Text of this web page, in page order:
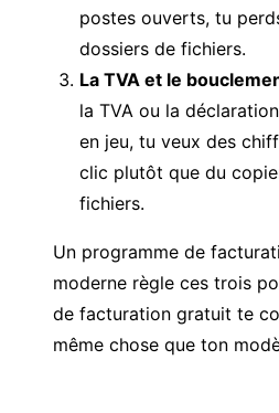
postes ouverts, tu
dossiers de fichiers.
La TVA et le
la TVA ou la
en jeu, tu veux des
clic plutôt que du
fichiers.
Un programme de
moderne règle ces trois
de facturation gratuit te
même chose que ton